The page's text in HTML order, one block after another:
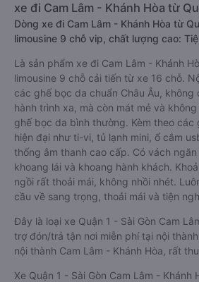
xe đi Cam Lâm - Khánh Hòa từ
Dòng xe đi Cam Lâm - Khánh Hòa từ
limousine 9 chỗ vip, chất lượng cao:
Là sản phẩm xe đi Cam Lâm - Khánh
limousine 9 chỗ cải tiến từ xe 16 chỗ.
các ghế bọc da chuẩn Châu Âu, không
hành trình xa, mà còn mát mẻ và
ghế bọc da bình thường. Kèm theo các
hiện đại như ti-vi, tủ lạnh mini, ổ cắm
thống âm thanh cao cấp. Có vách
khoang lái và khoang hành khách.
ngồi rất thoải mái, không nhồi nhét.
cầu về sang trọng, thoải mái và tiện
Đây là loại xe Quận 1 - Sài Gòn Cam
trợ đón/trả tận nơi miễn phí tại nội
nội thành Cam Lâm - Khánh Hòa, rất
Xe Quận 1 - Sài Gòn Cam Lâm - Khánh